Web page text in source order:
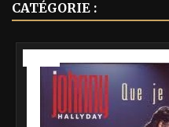
CATÉGORIE :